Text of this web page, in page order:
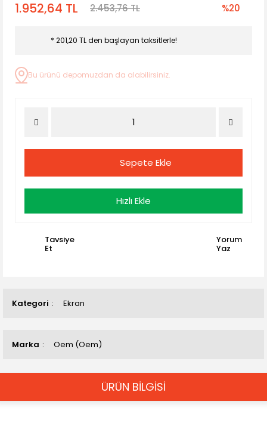
Kategori Ekran
Marka Oem (Oem)
1.952,64 TL 2.453,76 TL %20
* 201,20 TL den başlayan taksitlerle!
Bu ürünü depomuzdan da alabilirsiniz.
Sepete Ekle
Hızlı Ekle
Tavsiye
Et
Yorum
Yaz
ÜRÜN BİLGİSİ